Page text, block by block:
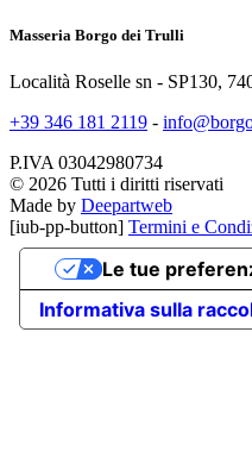
Masseria Borgo dei Trulli
Località Roselle sn - SP130,
+39 346 181 2119 -
P.IVA 03042980734
© 2026 Tutti i diritti riservati
Made by Deepartweb
[iub-pp-button] Termini e
Informativa sulla
Le tue